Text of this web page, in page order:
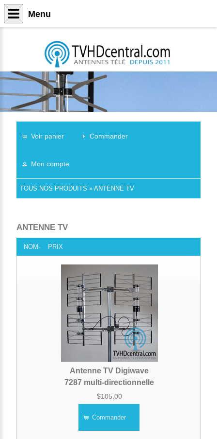
Voir panier Commander
Mon compte
TOUS NOS PRODUITS » ANTENNE TV
ANTENNE TV
NOM- PRIX
Antenne TV Digiwave
7287 multi-directionnelle
$105.00
Commander
Menu